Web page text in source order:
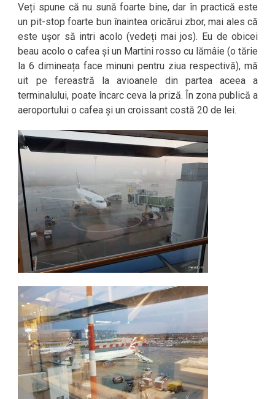
Veți spune că nu sună foarte bine, dar în practică este
un pit-stop foarte bun înaintea oricărui zbor, mai ales că
este ușor să intri acolo (vedeți mai jos). Eu de obicei
beau acolo o cafea și un Martini rosso cu lămâie (o tărie
la 6 dimineața face minuni pentru ziua respectivă), mă
uit pe fereastră la avioanele din partea aceea a
terminalului, poate încarc ceva la priză. În zona publică a
aeroportului o cafea și un croissant costă 20 de lei.